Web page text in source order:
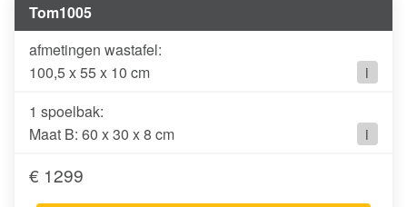
Tom1005
100,5 x 55 x 10 cm
i
1 spoelbak:
Maat B: 60 x 30 x 8 cm
i
€ 1299